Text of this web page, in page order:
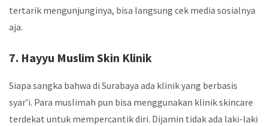
tertarik mengunjunginya, bisa langsung cek media sosialnya
aja.
7. Hayyu Muslim Skin Klinik
Siapa sangka bahwa di Surabaya ada klinik yang berbasis
syar’i. Para muslimah pun bisa menggunakan klinik skincare
terdekat untuk mempercantik diri. Dijamin tidak ada laki-laki